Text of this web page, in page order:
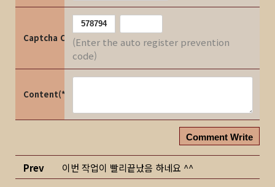
Captcha Code(Enter the auto register prevention
code)
Content(*)
Comment Write
Prev 이번 작업이 빨리끝났음 하네요 ^^